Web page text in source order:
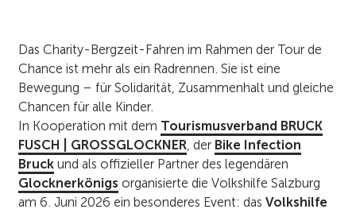
Das Charity-Bergzeit-Fahren im Rahmen der Tour de
Chance ist mehr als ein Radrennen. Sie ist eine
Bewegung – für Solidarität, Zusammenhalt und gleiche
Chancen für alle Kinder.
In Kooperation mit dem Tourismusverband BRUCK
FUSCH | GROSSGLOCKNER, der Bike Infection
Bruckund als offizieller Partner des legendären
Glocknerkönigs organisierte die Volkshilfe Salzburg
am 6. Juni 2026 ein besonderes Event: das Volkshilfe